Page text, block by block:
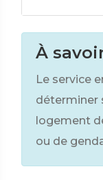
À
Le service
déterminer
logement
ou de